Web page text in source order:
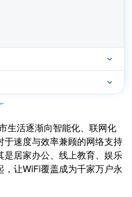
活逐渐向智能化、联网化
于速度与效率兼顾的网络支持
是居家办公、线上教育、娱乐
让WiFi覆盖成为千家万户永